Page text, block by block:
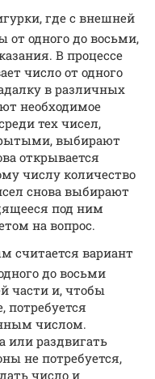
где с внешней
одного до восьми,
В процессе
число от одного
в различных
необходимое
тех чисел,
выбирают
открывается
числу количество
снова выбирают
под ним
на вопрос.
считается вариант
до восьми
части и, чтобы
потребуется
числом.
или раздвигать
не потребуется,
число и